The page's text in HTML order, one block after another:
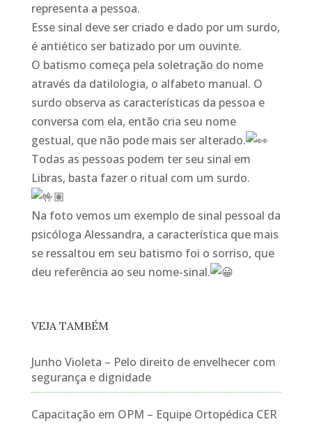
representa a pessoa.
Esse sinal deve ser criado e dado por um surdo,
é antiético ser batizado por um ouvinte.
O batismo começa pela soletração do nome
através da datilologia, o alfabeto manual. O
surdo observa as características da pessoa e
conversa com ela, então cria seu nome
gestual, que não pode mais ser alterado.
Todas as pessoas podem ter seu sinal em
Libras, basta fazer o ritual com um surdo.
Na foto vemos um exemplo de sinal pessoal da
psicóloga Alessandra, a característica que mais
se ressaltou em seu batismo foi o sorriso, que
deu referência ao seu nome-sinal.
VEJA TAMBÉM
Junho Violeta – Pelo direito de envelhecer com
segurança e dignidade
Capacitação em OPM – Equipe Ortopédica CER